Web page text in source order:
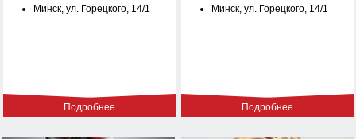
Минск, ул. Горецкого, 14/1
Подробнее
Минск, ул. Горецкого, 14/1
Подробнее